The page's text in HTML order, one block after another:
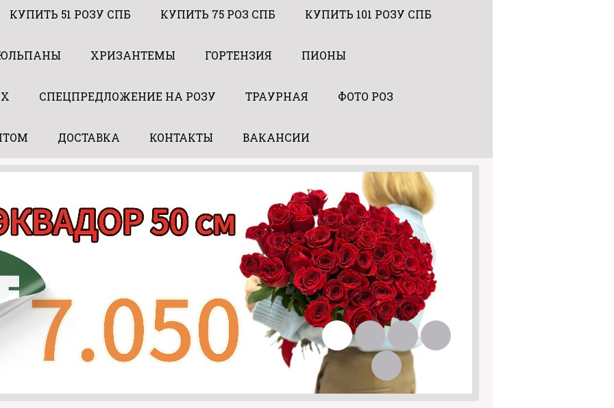
КУПИТЬ 51 РОЗУ СПБ КУПИТЬ 75 РОЗ СПБ КУПИТЬ 101 РОЗУ СПБ
ХРИЗАНТЕМЫ ГОРТЕНЗИЯ ПИОНЫ
СПЕЦПРЕДЛОЖЕНИЕ НА РОЗУ ТРАУРНАЯ ФОТО РОЗ
ДОСТАВКА КОНТАКТЫ ВАКАНСИИ